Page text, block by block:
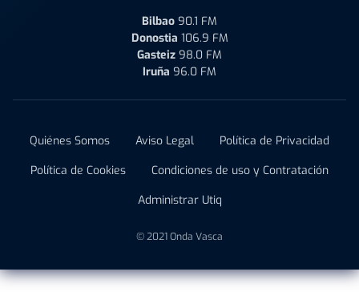
Bilbao 90.1 FM
Donostia 106.9 FM
Gasteiz 98.0 FM
Iruña 96.0 FM
Quiénes Somos Aviso Legal
Política de Privacidad
Política de Cookies
Condiciones de uso y Contratación
Administrar Utiq
© 2021 Onda Vasca